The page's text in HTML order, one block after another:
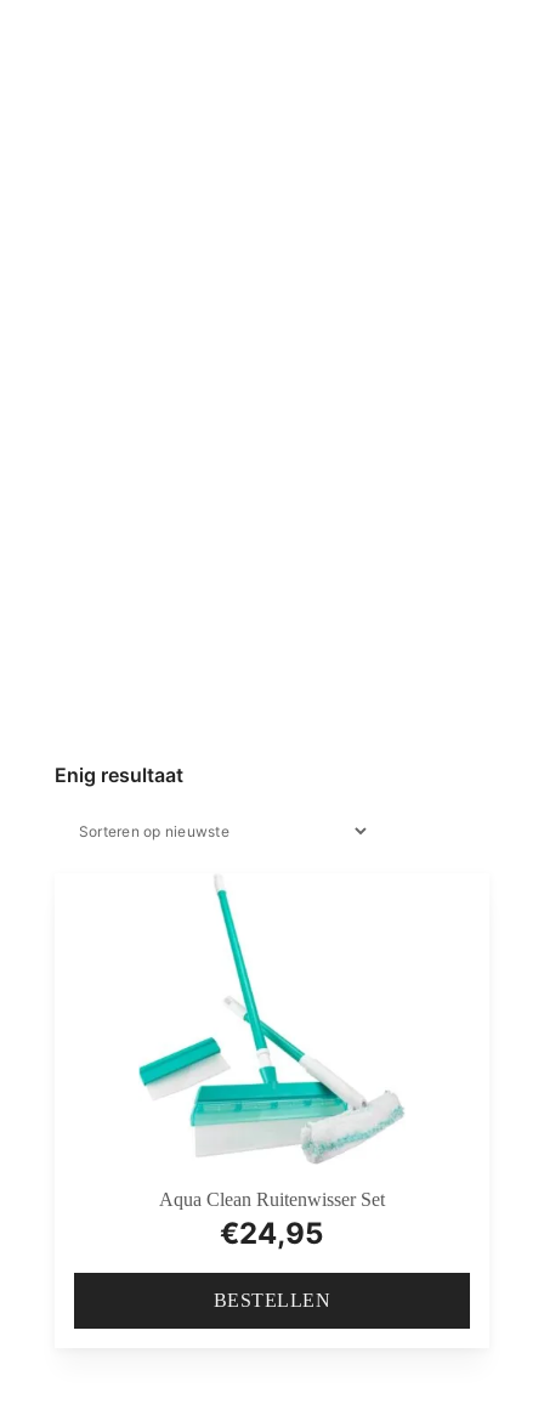
Enig resultaat
Aqua Clean Ruitenwisser Set
€24,95
BESTELLEN